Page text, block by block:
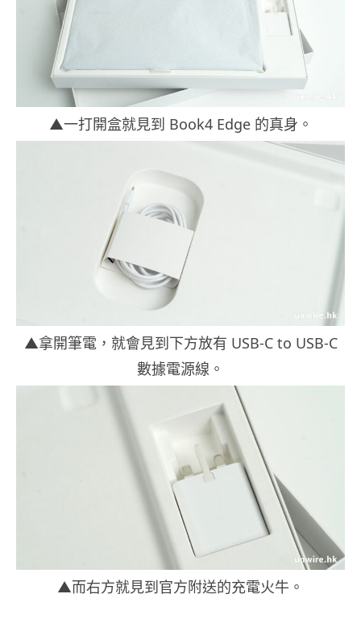
▲一打開盒就見到 Book4 Edge 的真身。
▲拿開筆電，就會見到下方放有 USB-C to USB-C
數據電源線。
▲而右方就見到官方附送的充電火牛。